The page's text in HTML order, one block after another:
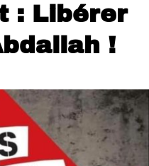
: Libérer
!